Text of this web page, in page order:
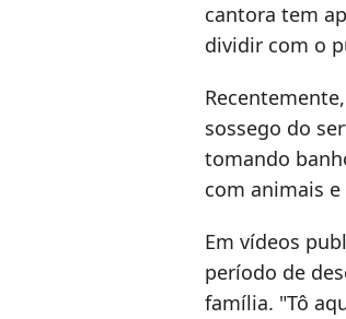
cantora tem
dividir com o
sossego do
tomando
com animais
Em vídeos
período de
família. "Tô